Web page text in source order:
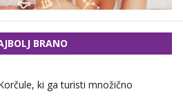
BRANO
ki ga turisti množično